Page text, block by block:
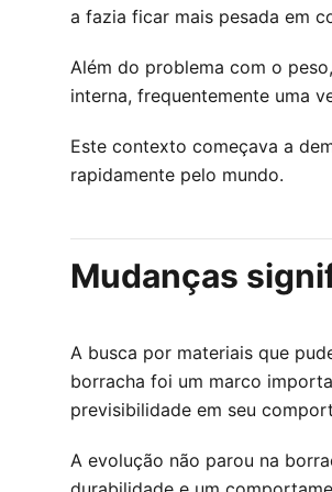
a fazia ficar mais pesada em
Além do problema com o
interna, frequentemente uma
Este contexto começava a
rapidamente pelo mundo.
Mudanças
A busca por materiais que
borracha foi um marco
previsibilidade em seu
A evolução não parou na